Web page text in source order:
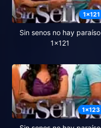
1x121
Sin senos no hay paraíso
1x121
1x123